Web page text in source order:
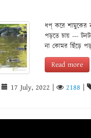
ধপ্ করে শামুকের
পড়তে চায় ---
না কোমর ছিঁড়ে
Read more
17 July, 2022 | 2188 |